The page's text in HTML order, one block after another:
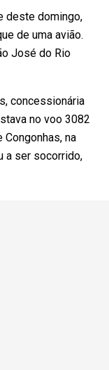
deste domingo,
de uma avião.
José do Rio
concessionária
no voo 3082
na
a ser socorrido,